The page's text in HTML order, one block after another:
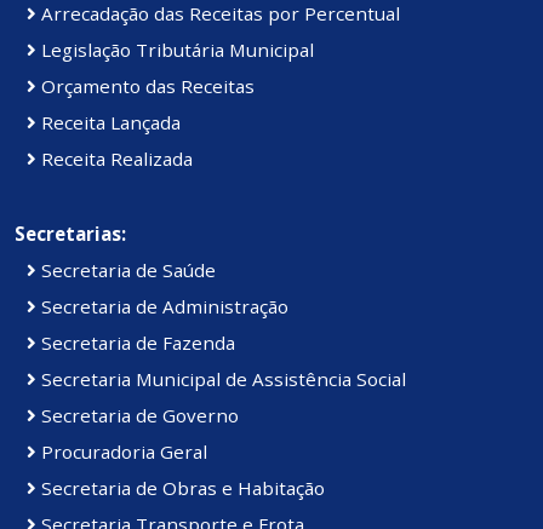
Arrecadação das Receitas por Percentual
Legislação Tributária Municipal
Orçamento das Receitas
Receita Lançada
Receita Realizada
Secretarias:
Secretaria de Saúde
Secretaria de Administração
Secretaria de Fazenda
Secretaria Municipal de Assistência Social
Secretaria de Governo
Procuradoria Geral
Secretaria de Obras e Habitação
Secretaria Transporte e Frota